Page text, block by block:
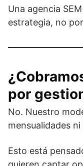
Una agencia
estrategia, no
por
No. Nuestro
mensualidades
Esto está